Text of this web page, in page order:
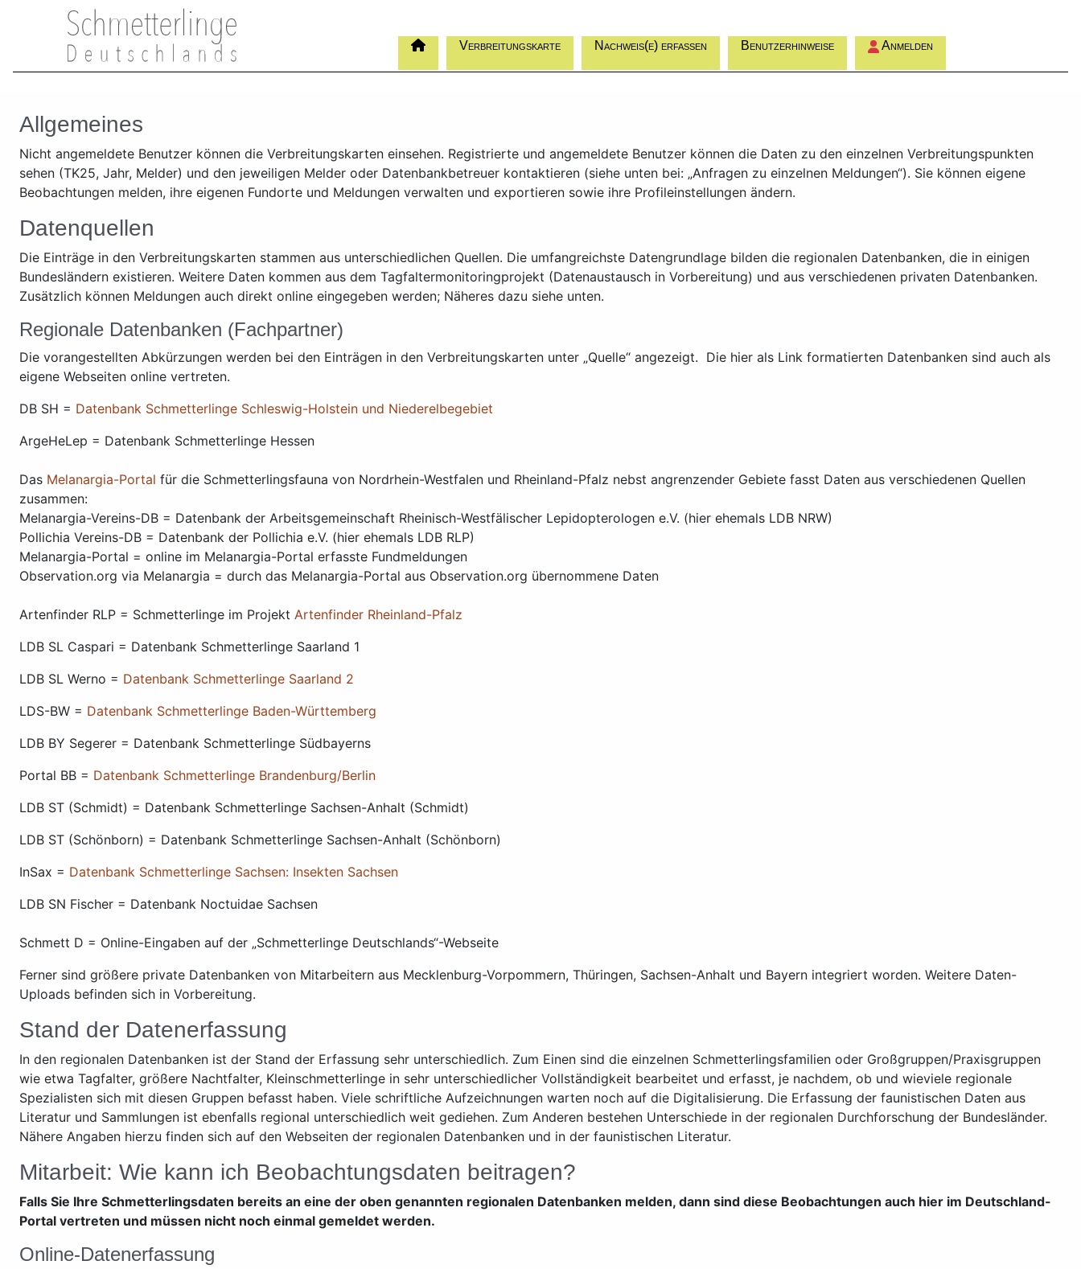
Verbreitungskarte Nachweis(e) erfassen Benutzerhinweise Anmelden
Allgemeines
Nicht angemeldete Benutzer können die Verbreitungskarten einsehen. Registrierte und angemeldete Benutzer können die Daten zu den einzelnen Verbreitungspunkten
sehen (TK25, Jahr, Melder) und den jeweiligen Melder oder Datenbankbetreuer kontaktieren (siehe unten bei: „Anfragen zu einzelnen Meldungen“). Sie können eigene
Beobachtungen melden, ihre eigenen Fundorte und Meldungen verwalten und exportieren sowie ihre Profileinstellungen ändern.
Datenquellen
Die Einträge in den Verbreitungskarten stammen aus unterschiedlichen Quellen. Die umfangreichste Datengrundlage bilden die regionalen Datenbanken, die in einigen
Bundesländern existieren. Weitere Daten kommen aus dem Tagfaltermonitoringprojekt (Datenaustausch in Vorbereitung) und aus verschiedenen privaten Datenbanken.
Zusätzlich können Meldungen auch direkt online eingegeben werden; Näheres dazu siehe unten.
Regionale Datenbanken (Fachpartner)
Die vorangestellten Abkürzungen werden bei den Einträgen in den Verbreitungskarten unter „Quelle“ angezeigt. Die hier als Link formatierten Datenbanken sind auch als
eigene Webseiten online vertreten.
DB SH = Datenbank Schmetterlinge Schleswig-Holstein und Niederelbegebiet
ArgeHeLep = Datenbank Schmetterlinge Hessen
Das Melanargia-Portal für die Schmetterlingsfauna von Nordrhein-Westfalen und Rheinland-Pfalz nebst angrenzender Gebiete fasst Daten aus verschiedenen Quellen
zusammen:
Melanargia-Vereins-DB = Datenbank der Arbeitsgemeinschaft Rheinisch-Westfälischer Lepidopterologen e.V. (hier ehemals LDB NRW)
Pollichia Vereins-DB = Datenbank der Pollichia e.V. (hier ehemals LDB RLP)
Melanargia-Portal = online im Melanargia-Portal erfasste Fundmeldungen
Observation.org via Melanargia = durch das Melanargia-Portal aus Observation.org übernommene Daten
Artenfinder RLP = Schmetterlinge im Projekt Artenfinder Rheinland-Pfalz
LDB SL Caspari = Datenbank Schmetterlinge Saarland 1
LDB SL Werno = Datenbank Schmetterlinge Saarland 2
LDS-BW = Datenbank Schmetterlinge Baden-Württemberg
LDB BY Segerer = Datenbank Schmetterlinge Südbayerns
Portal BB = Datenbank Schmetterlinge Brandenburg/Berlin
LDB ST (Schmidt) = Datenbank Schmetterlinge Sachsen-Anhalt (Schmidt)
LDB ST (Schönborn) = Datenbank Schmetterlinge Sachsen-Anhalt (Schönborn)
InSax = Datenbank Schmetterlinge Sachsen: Insekten Sachsen
LDB SN Fischer = Datenbank Noctuidae Sachsen
Schmett D = Online-Eingaben auf der „Schmetterlinge Deutschlands“-Webseite
Ferner sind größere private Datenbanken von Mitarbeitern aus Mecklenburg-Vorpommern, Thüringen, Sachsen-Anhalt und Bayern integriert worden. Weitere Daten-
Uploads befinden sich in Vorbereitung.
Stand der Datenerfassung
In den regionalen Datenbanken ist der Stand der Erfassung sehr unterschiedlich. Zum Einen sind die einzelnen Schmetterlingsfamilien oder Großgruppen/Praxisgruppen
wie etwa Tagfalter, größere Nachtfalter, Kleinschmetterlinge in sehr unterschiedlicher Vollständigkeit bearbeitet und erfasst, je nachdem, ob und wieviele regionale
Spezialisten sich mit diesen Gruppen befasst haben. Viele schriftliche Aufzeichnungen warten noch auf die Digitalisierung. Die Erfassung der faunistischen Daten aus
Literatur und Sammlungen ist ebenfalls regional unterschiedlich weit gediehen. Zum Anderen bestehen Unterschiede in der regionalen Durchforschung der Bundesländer.
Nähere Angaben hierzu finden sich auf den Webseiten der regionalen Datenbanken und in der faunistischen Literatur.
Mitarbeit: Wie kann ich Beobachtungsdaten beitragen?
Falls Sie Ihre Schmetterlingsdaten bereits an eine der oben genannten regionalen Datenbanken melden, dann sind diese Beobachtungen auch hier im Deutschland-
Portal vertreten und müssen nicht noch einmal gemeldet werden.
Online-Datenerfassung